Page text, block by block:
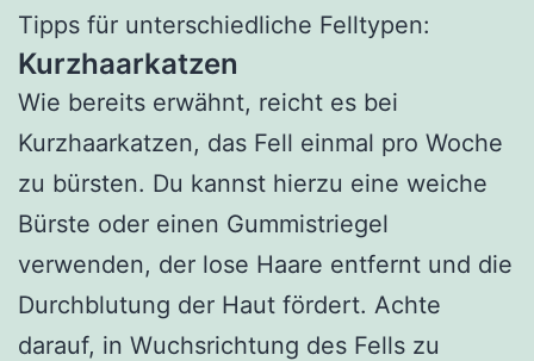
Tipps für unterschiedliche Felltypen:
Kurzhaarkatzen
Wie bereits erwähnt, reicht es bei
Kurzhaarkatzen, das Fell einmal pro Woche
zu bürsten. Du kannst hierzu eine weiche
Bürste oder einen Gummistriegel
verwenden, der lose Haare entfernt und die
Durchblutung der Haut fördert. Achte
darauf, in Wuchsrichtung des Fells zu